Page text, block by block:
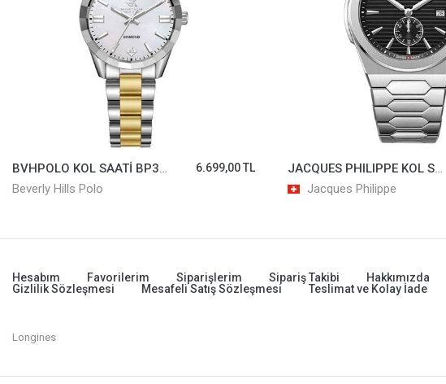
BVHPOLO KOL SAATİ BP3643X.220
Beverly Hills Polo
6.699,00 TL
JACQUES PHILIPPE KOL SAATİ JPQGS811316
Jacques Philippe
Hesabım Favorilerim Siparişlerim Sipariş Takibi Hakkımızda
Gizlilik Sözleşmesi
Mesafeli Satış Sözleşmesi Teslimat ve Kolay İade
Longines